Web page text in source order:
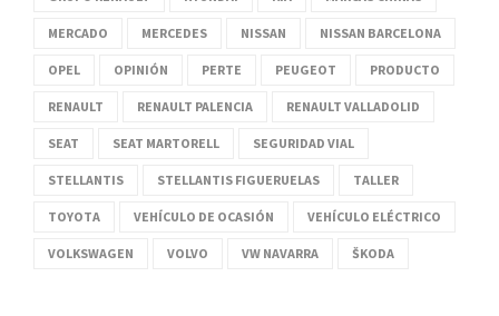
MERCADO MERCEDES NISSAN NISSAN BARCELONA
OPEL OPINIÓN PERTE PEUGEOT PRODUCTO
RENAULT RENAULT PALENCIA RENAULT VALLADOLID
SEAT SEAT MARTORELL SEGURIDAD VIAL
STELLANTIS STELLANTIS FIGUERUELAS TALLER
TOYOTA VEHÍCULO DE OCASIÓN VEHÍCULO ELÉCTRICO
VOLKSWAGEN VOLVO VW NAVARRA ŠKODA